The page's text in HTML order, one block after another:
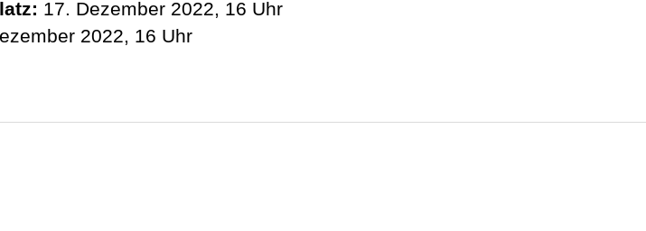
17. Dezember 2022, 16 Uhr
2022, 16 Uhr